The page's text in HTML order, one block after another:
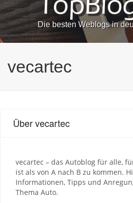
Die besten Weblogs in
vecartec
Über vecartec
vecartec – das Autoblog für alle,
ist als von A nach B zu kommen.
Informationen, Tipps und
Thema Auto.